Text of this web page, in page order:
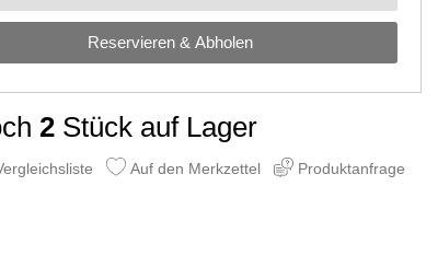
Reservieren & Abholen
2 Stück auf Lager
Auf den Merkzettel Produktanfrage